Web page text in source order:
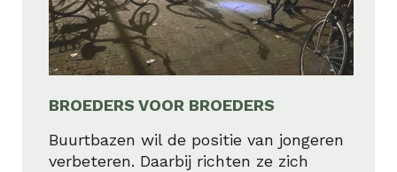
BROEDERS VOOR BROEDERS
Buurtbazen wil de positie van jongeren
verbeteren. Daarbij richten ze zich